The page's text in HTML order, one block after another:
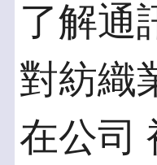
了解通
對紡織
在公司